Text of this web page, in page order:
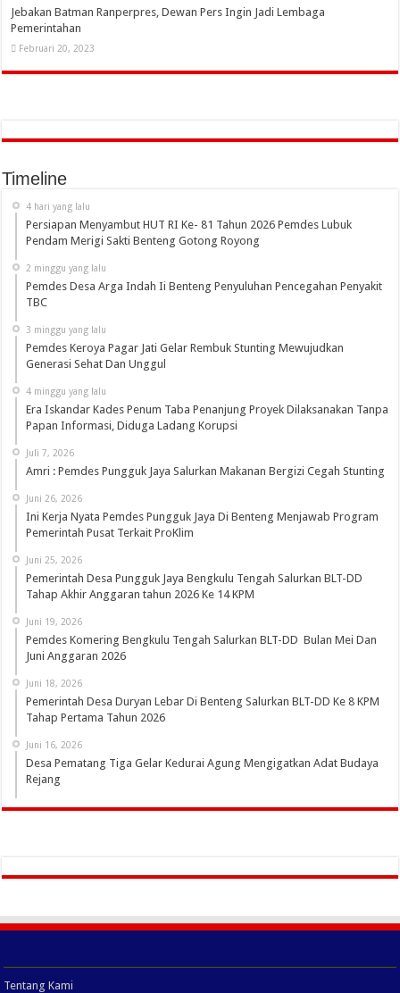
Jebakan Batman Ranperpres, Dewan Pers Ingin Jadi Lembaga
Pemerintahan
Februari 20, 2023
Timeline
4 hari yang lalu
Persiapan Menyambut HUT RI Ke- 81 Tahun 2026 Pemdes Lubuk
Pendam Merigi Sakti Benteng Gotong Royong
2 minggu yang lalu
Pemdes Desa Arga Indah Ii Benteng Penyuluhan Pencegahan Penyakit
TBC
3 minggu yang lalu
Pemdes Keroya Pagar Jati Gelar Rembuk Stunting Mewujudkan
Generasi Sehat Dan Unggul
4 minggu yang lalu
Era Iskandar Kades Penum Taba Penanjung Proyek Dilaksanakan Tanpa
Papan Informasi, Diduga Ladang Korupsi
Juli 7, 2026
Amri : Pemdes Pungguk Jaya Salurkan Makanan Bergizi Cegah Stunting
Juni 26, 2026
Ini Kerja Nyata Pemdes Pungguk Jaya Di Benteng Menjawab Program
Pemerintah Pusat Terkait ProKlim
Juni 25, 2026
Pemerintah Desa Pungguk Jaya Bengkulu Tengah Salurkan BLT-DD
Tahap Akhir Anggaran tahun 2026 Ke 14 KPM
Juni 19, 2026
Pemdes Komering Bengkulu Tengah Salurkan BLT-DD Bulan Mei Dan
Juni Anggaran 2026
Juni 18, 2026
Pemerintah Desa Duryan Lebar Di Benteng Salurkan BLT-DD Ke 8 KPM
Tahap Pertama Tahun 2026
Juni 16, 2026
Desa Pematang Tiga Gelar Kedurai Agung Mengigatkan Adat Budaya
Rejang
Tentang Kami